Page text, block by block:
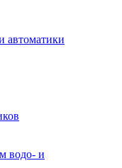
автоматики
водо- и